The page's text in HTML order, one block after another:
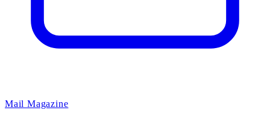
Mail Magazine